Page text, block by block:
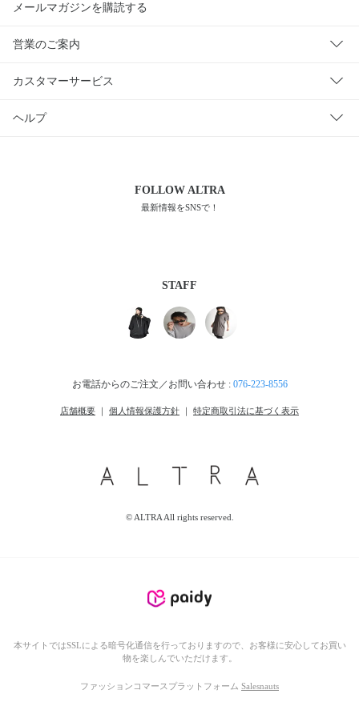
メールマガジンを購読する
営業のご案内
カスタマーサービス
ヘルプ
FOLLOWALTRA
最新情報をSNSで！
STAFF
お電話からのご注文／お問い合わせ : 076-223-8556
店舗概要 ｜ 個人情報保護方針 ｜ 特定商取引法に基づく表示
© ALTRA All rights reserved.
本サイトではSSLによる暗号化通信を行っておりますので、お客様に安心してお買い
物を楽しんでいただけます。
ファッションコマースプラットフォーム Salesnauts